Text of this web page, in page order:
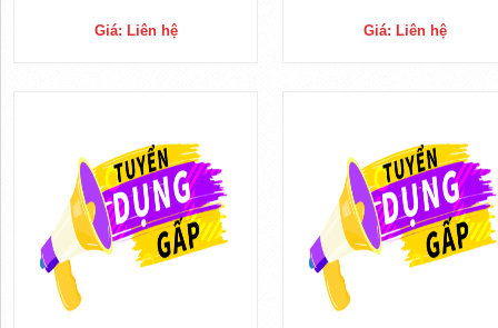
Giá: Liên hệ Giá: Liên hệ